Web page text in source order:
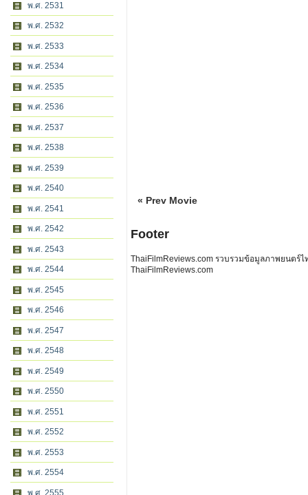
พ.ศ. 2531
พ.ศ. 2532
พ.ศ. 2533
พ.ศ. 2534
พ.ศ. 2535
พ.ศ. 2536
พ.ศ. 2537
พ.ศ. 2538
พ.ศ. 2539
พ.ศ. 2540
พ.ศ. 2541
พ.ศ. 2542
พ.ศ. 2543
พ.ศ. 2544
พ.ศ. 2545
พ.ศ. 2546
พ.ศ. 2547
พ.ศ. 2548
พ.ศ. 2549
พ.ศ. 2550
พ.ศ. 2551
พ.ศ. 2552
พ.ศ. 2553
พ.ศ. 2554
พ.ศ. 2555
« Prev Movie
Footer
ThaiFilmReviews.com รวบรวมข้อมูลภาพยนตร์
ThaiFilmReviews.com